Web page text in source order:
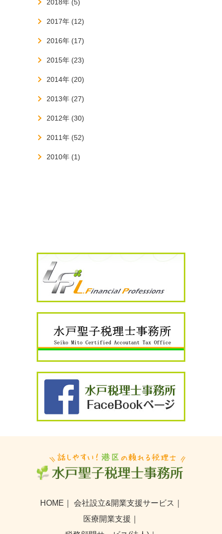
2018年 (5)
2017年 (12)
2016年 (17)
2015年 (23)
2014年 (20)
2013年 (27)
2012年 (30)
2011年 (52)
2010年 (1)
HOME 会社設立&開業支援サービス
医療開業支援